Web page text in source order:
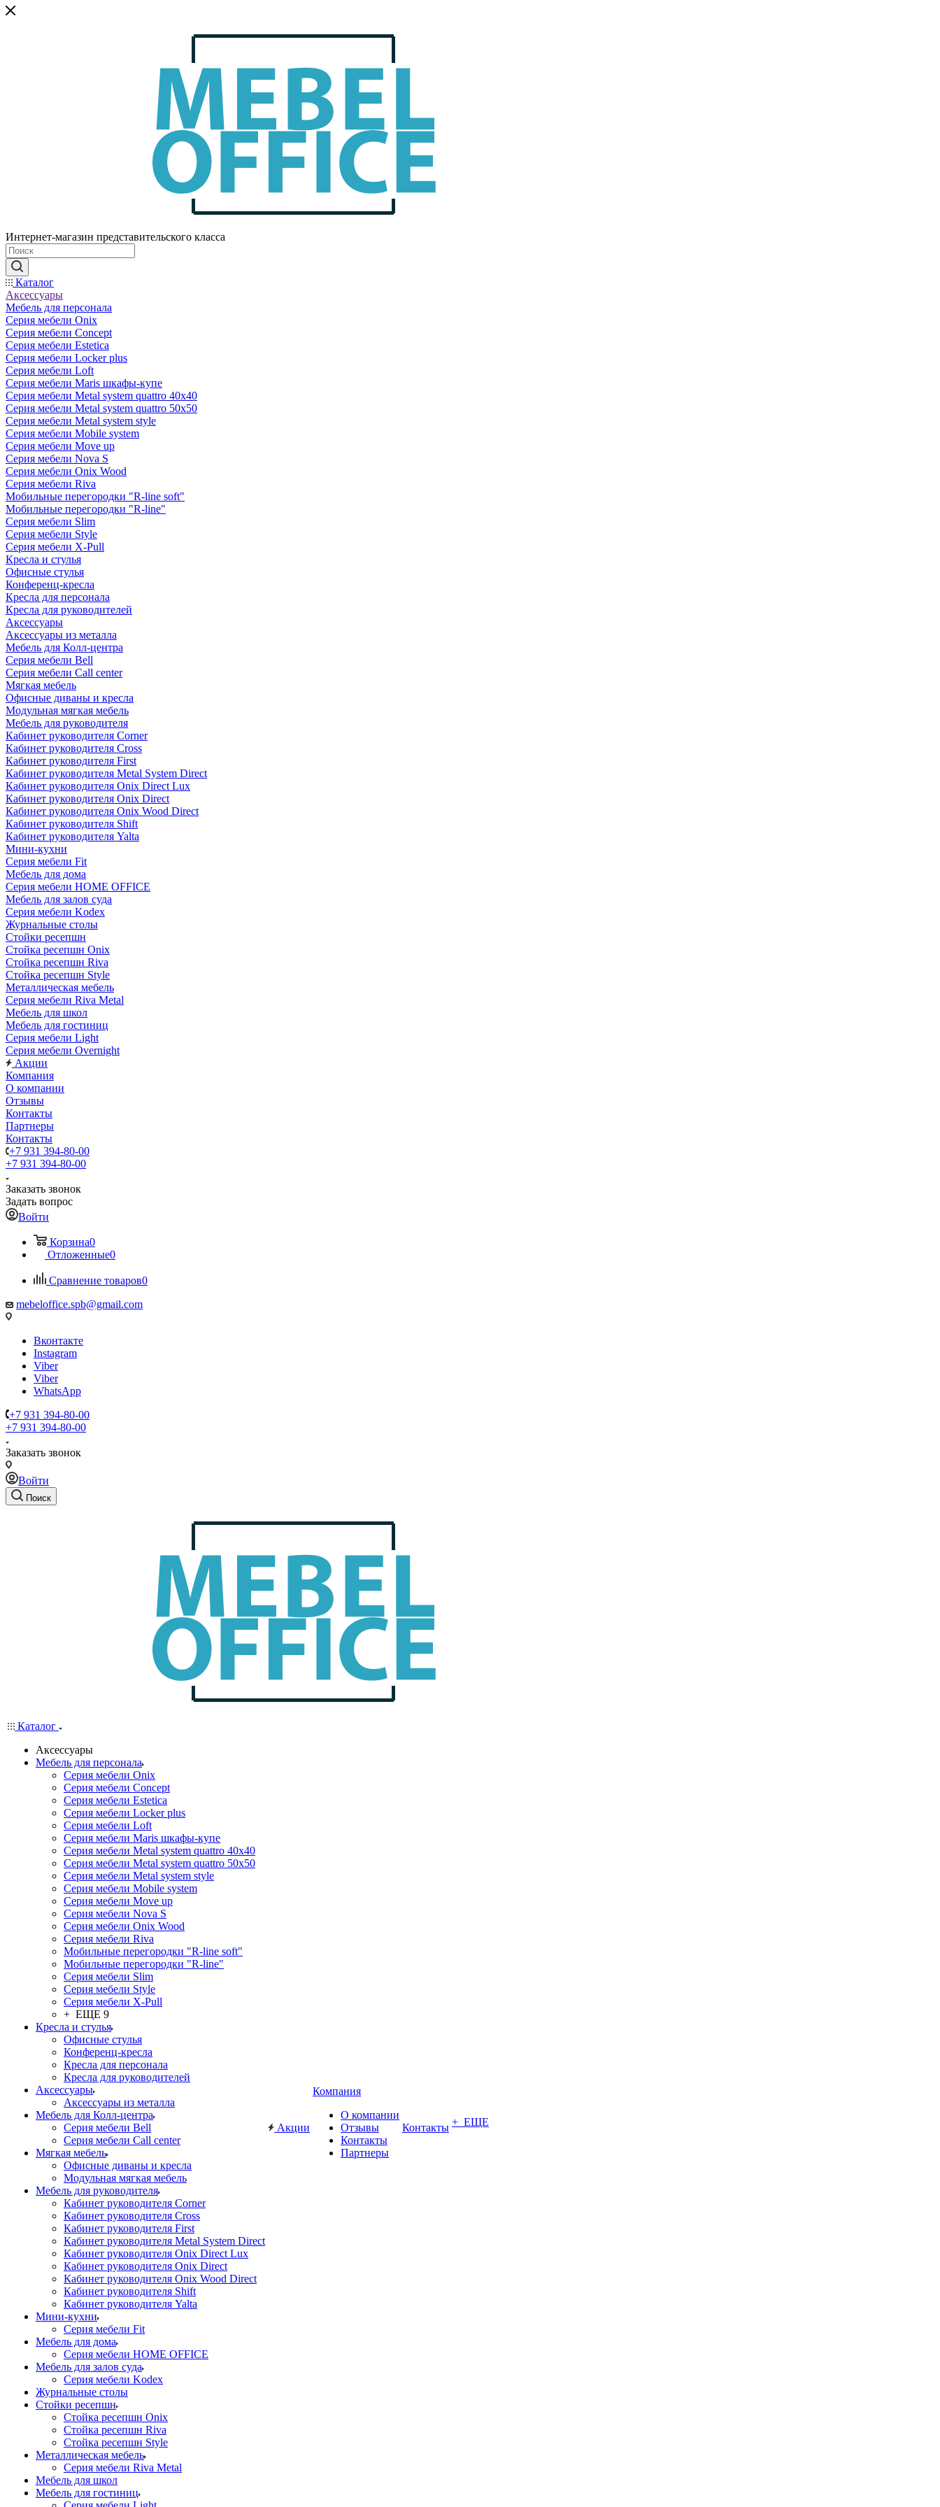
Интернет-магазин представительского класса
Каталог
Аксессуары
Мебель для персонала
Серия мебели Onix
Серия мебели Concept
Серия мебели Estetica
Серия мебели Locker plus
Серия мебели Loft
Серия мебели Maris шкафы-купе
Серия мебели Metal system quattro 40x40
Серия мебели Metal system quattro 50x50
Серия мебели Metal system style
Серия мебели Mobile system
Серия мебели Move up
Серия мебели Nova S
Серия мебели Onix Wood
Серия мебели Riva
Мобильные перегородки "R-line soft"
Мобильные перегородки "R-line"
Серия мебели Slim
Серия мебели Style
Серия мебели X-Pull
Кресла и стулья
Офисные стулья
Конференц-кресла
Кресла для персонала
Кресла для руководителей
Аксессуары
Аксессуары из металла
Мебель для Колл-центра
Серия мебели Bell
Серия мебели Call center
Мягкая мебель
Офисные диваны и кресла
Модульная мягкая мебель
Мебель для руководителя
Кабинет руководителя Corner
Кабинет руководителя Cross
Кабинет руководителя First
Кабинет руководителя Metal System Direct
Кабинет руководителя Onix Direct Lux
Кабинет руководителя Onix Direct
Кабинет руководителя Onix Wood Direct
Кабинет руководителя Shift
Кабинет руководителя Yalta
Мини-кухни
Серия мебели Fit
Мебель для дома
Серия мебели HOME OFFICE
Мебель для залов суда
Серия мебели Kodex
Журнальные столы
Стойки ресепшн
Стойка ресепшн Onix
Стойка ресепшн Riva
Стойка ресепшн Style
Металлическая мебель
Серия мебели Riva Metal
Мебель для школ
Мебель для гостиниц
Серия мебели Light
Серия мебели Overnight
Акции
Компания
О компании
Отзывы
Контакты
Партнеры
Контакты
+7 931 394-80-00
+7 931 394-80-00
Заказать звонок
Задать вопрос
Войти
Корзина0
Отложенные0
Сравнение товаров0
mebeloffice.spb@gmail.com
Вконтакте
Instagram
Viber
Viber
WhatsApp
+7 931 394-80-00
+7 931 394-80-00
Заказать звонок
Войти
Поиск
Каталог
Аксессуары
Мебель для персонала
Серия мебели Onix
Серия мебели Concept
Серия мебели Estetica
Серия мебели Locker plus
Серия мебели Loft
Серия мебели Maris шкафы-купе
Серия мебели Metal system quattro 40x40
Серия мебели Metal system quattro 50x50
Серия мебели Metal system style
Серия мебели Mobile system
Серия мебели Move up
Серия мебели Nova S
Серия мебели Onix Wood
Серия мебели Riva
Мобильные перегородки "R-line soft"
Мобильные перегородки "R-line"
Серия мебели Slim
Серия мебели Style
Серия мебели X-Pull
+ ЕЩЕ 9
Кресла и стулья
Офисные стулья
Конференц-кресла
Кресла для персонала
Кресла для руководителей
Аксессуары
Аксессуары из металла
Мебель для Колл-центра
Серия мебели Bell
Серия мебели Call center
Мягкая мебель
Офисные диваны и кресла
Модульная мягкая мебель
Мебель для руководителя
Кабинет руководителя Corner
Кабинет руководителя Cross
Кабинет руководителя First
Кабинет руководителя Metal System Direct
Кабинет руководителя Onix Direct Lux
Кабинет руководителя Onix Direct
Кабинет руководителя Onix Wood Direct
Кабинет руководителя Shift
Кабинет руководителя Yalta
Мини-кухни
Серия мебели Fit
Мебель для дома
Серия мебели HOME OFFICE
Мебель для залов суда
Серия мебели Kodex
Журнальные столы
Стойки ресепшн
Стойка ресепшн Onix
Стойка ресепшн Riva
Стойка ресепшн Style
Металлическая мебель
Серия мебели Riva Metal
Мебель для школ
Мебель для гостиниц
Акции
Компания
О компании
Отзывы
Контакты
Партнеры
Контакты + ЕЩЕ